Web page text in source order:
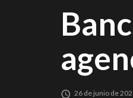
26 de junio de